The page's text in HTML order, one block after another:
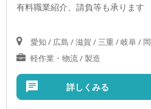
有料職業紹介、請負等も承ります
愛知 / 広島 / 滋賀 / 三重 / 岐阜 / 岡山 / 山口 / 島根
軽作業・物流 / 製造
詳しくみる